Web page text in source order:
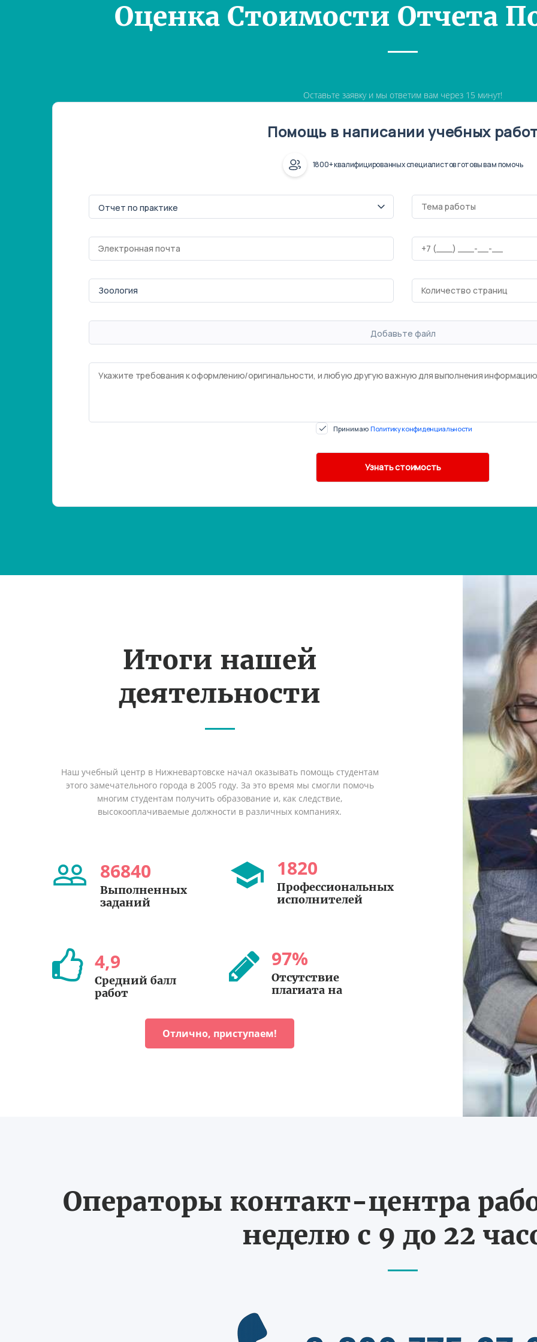
Оценка Стоимости Отчета
Оставьте заявку и мы ответим вам через 15 минут!
Помощь в написании учебных
1800+ квалифицированных специалистов готовы вам помочь
Добавьте файл
Принимаю Политику конфиденциальности
Итоги нашей
деятельности
Наш учебный центр в Нижневартовске начал оказывать помощь студентам
этого замечательного города в 2005 году. За это время мы смогли помочь
многим студентам получить образование и, как следствие,
высокооплачиваемые должности в различных компаниях.
86840
Выполненных
заданий
1820
Профессиональных
исполнителей
4,9
Средний балл
работ
97%
Отсутствие
плагиата на
Отлично, приступаем!
Операторы контакт-центра
неделю с 9 до 22